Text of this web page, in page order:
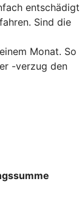
entschädigt
Sind die
Monat. So
-verzug den